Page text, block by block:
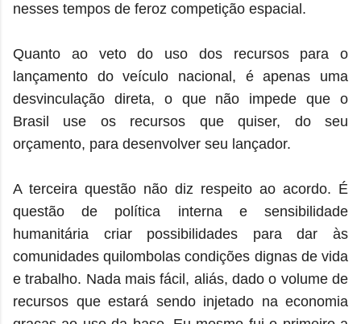
nesses tempos de feroz competição espacial.
Quanto ao veto do uso dos recursos para o
lançamento do veículo nacional, é apenas uma
desvinculação direta, o que não impede que o
Brasil use os recursos que quiser, do seu
orçamento, para desenvolver seu lançador.
A terceira questão não diz respeito ao acordo. É
questão de política interna e sensibilidade
humanitária criar possibilidades para dar às
comunidades quilombolas condições dignas de vida
e trabalho. Nada mais fácil, aliás, dado o volume de
recursos que estará sendo injetado na economia